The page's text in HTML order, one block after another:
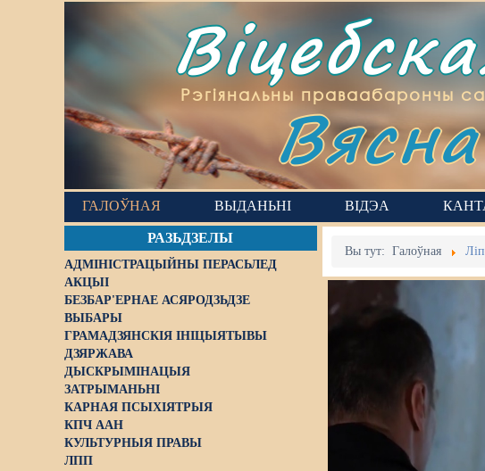
Рэгіянальны праваабарончы
Вясна
ГАЛОЎНАЯ ВЫДАНЬНІ ВІДЭА
РАЗЬДЗЕЛЫ
АДМІНІСТРАЦЫЙНЫ ПЕРАСЬЛЕД
АКЦЫІ
БЕЗБАР'ЕРНАЕ АСЯРОДЗЬДЗЕ
ВЫБАРЫ
ГРАМАДЗЯНСКІЯ ІНІЦЫЯТЫВЫ
ДЗЯРЖАВА
ДЫСКРЫМІНАЦЫЯ
ЗАТРЫМАНЬНІ
КАРНАЯ ПСЫХІЯТРЫЯ
КПЧ ААН
КУЛЬТУРНЫЯ ПРАВЫ
ЛПП
Вы тут:Галоўная